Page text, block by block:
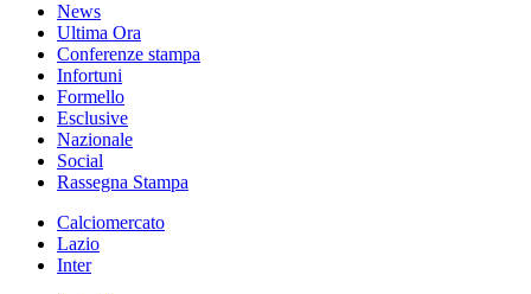
News
Ultima Ora
Conferenze stampa
Infortuni
Formello
Esclusive
Nazionale
Social
Rassegna Stampa
Calciomercato
Lazio
Inter